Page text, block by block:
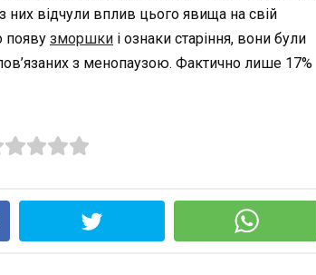
них відчули вплив цього явища на свій
появу зморшки і ознаки старіння, вони були
з менопаузою. Фактично лише 17%